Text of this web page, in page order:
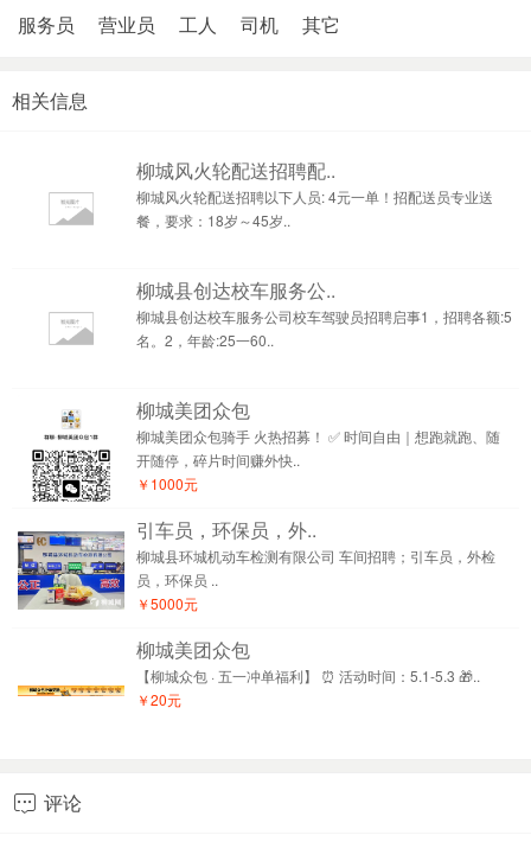
服务员
营业员 工人 司机 其它
相关信息
柳城风火轮配送招聘配..
柳城风火轮配送招聘以下人员: 4元一单！招配送员专业送
餐，要求：18岁～45岁..
柳城县创达校车服务公..
柳城县创达校车服务公司校车驾驶员招聘启事1，招聘各额:5
名。2，年龄:25一60..
柳城美团众包
柳城美团众包骑手 火热招募！ ✅ 时间自由｜想跑就跑、随
开随停，碎片时间赚外快..
￥1000元
引车员，环保员，外..
柳城县环城机动车检测有限公司 车间招聘；引车员，外检
员，环保员 ..
￥5000元
柳城美团众包
【柳城众包 · 五一冲单福利】 ⏰ 活动时间：5.1-5.3 🎁..
￥20元
 评论